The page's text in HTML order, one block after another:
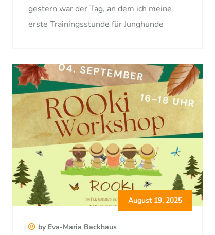
gestern war der Tag, an dem ich meine
erste Trainingsstunde für Junghunde
August 19, 2025
by Eva-Maria Backhaus